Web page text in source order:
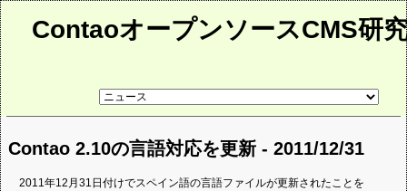
ContaoオープンソースCMS研
リ
ペ
ー
Contao 2.10の言語対応を更新 - 2011/12/31
2011年12月31日付けでスペイン語の言語ファイルが更新されたことを